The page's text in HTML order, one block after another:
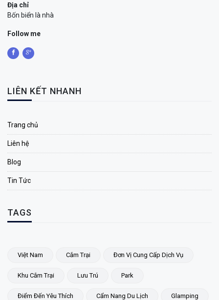
Địa chỉ
Bốn biển là nhà
Follow me
LIÊN KẾT NHANH
Trang chủ
Liên hệ
Blog
Tin Tức
TAGS
Việt Nam Cắm Trại Đơn Vị Cung Cấp Dịch Vụ
Khu Cắm Trại Lưu Trú Park
Điểm Đến Yêu Thích Cẩm Nang Du Lịch Glamping